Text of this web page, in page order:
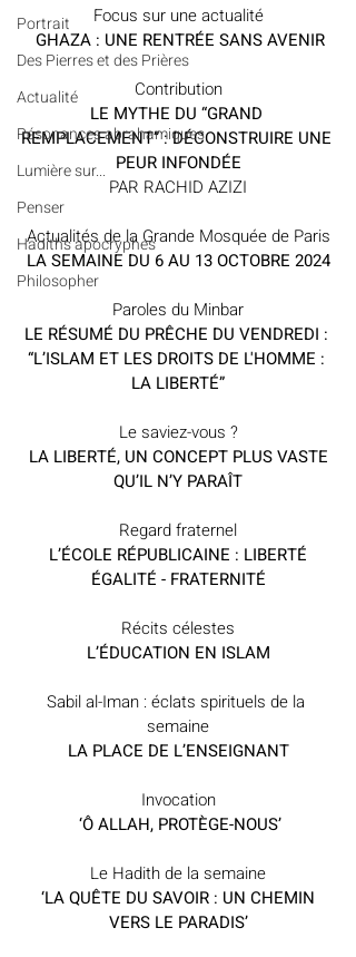
Portrait
Des Pierres et des Prières
Actualité
Résonances abrahamiques
Lumière sur...
Penser
Hadiths apocryphes
Philosopher
Focus sur une actualité
GHAZA : UNE RENTRÉE SANS AVENIR
Contribution
LE MYTHE DU “GRAND
REMPLACEMENT” : DÉCONSTRUIRE UNE
PEUR INFONDÉE
PAR RACHID AZIZI
Actualités de la Grande Mosquée de Paris
LA SEMAINE DU 6 AU 13 OCTOBRE 2024
Paroles du Minbar
LE RÉSUMÉ DU PRÊCHE DU VENDREDI :
“L’ISLAM ET LES DROITS DE L'HOMME :
LA LIBERTÉ”
Le saviez-vous ?
LA LIBERTÉ, UN CONCEPT PLUS VASTE
QU’IL N’Y PARAÎT
Regard fraternel
L’ÉCOLE RÉPUBLICAINE : LIBERTÉ
ÉGALITÉ - FRATERNITÉ
Récits célestes
L’ÉDUCATION EN ISLAM
Sabil al-Iman : éclats spirituels de la
semaine
LA PLACE DE L’ENSEIGNANT
Invocation
‘Ô ALLAH, PROTÈGE-NOUS’
Le Hadith de la semaine
‘LA QUÊTE DU SAVOIR : UN CHEMIN
VERS LE PARADIS’